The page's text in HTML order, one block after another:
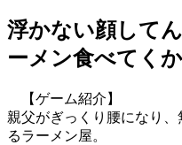
浮かない顔して
ーメン食べてく
【ゲーム紹介】
親父がぎっくり腰になり
るラーメン屋。